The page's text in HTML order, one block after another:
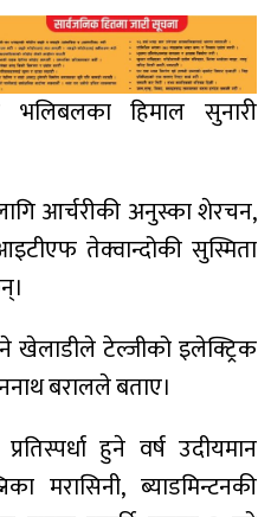
हिमाल सुनारी
आर्चरीकी अनुस्का शेरचन,
तेक्वान्दोकी सुस्मिता
खेलाडीले टेल्जीको इलेक्ट्रिक
बरालले बताए।
हुने वर्ष उदीयमान
मरासिनी, ब्याडमिन्टनकी